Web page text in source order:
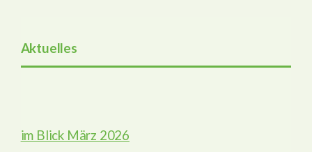
Aktuelles
im Blick März 2026